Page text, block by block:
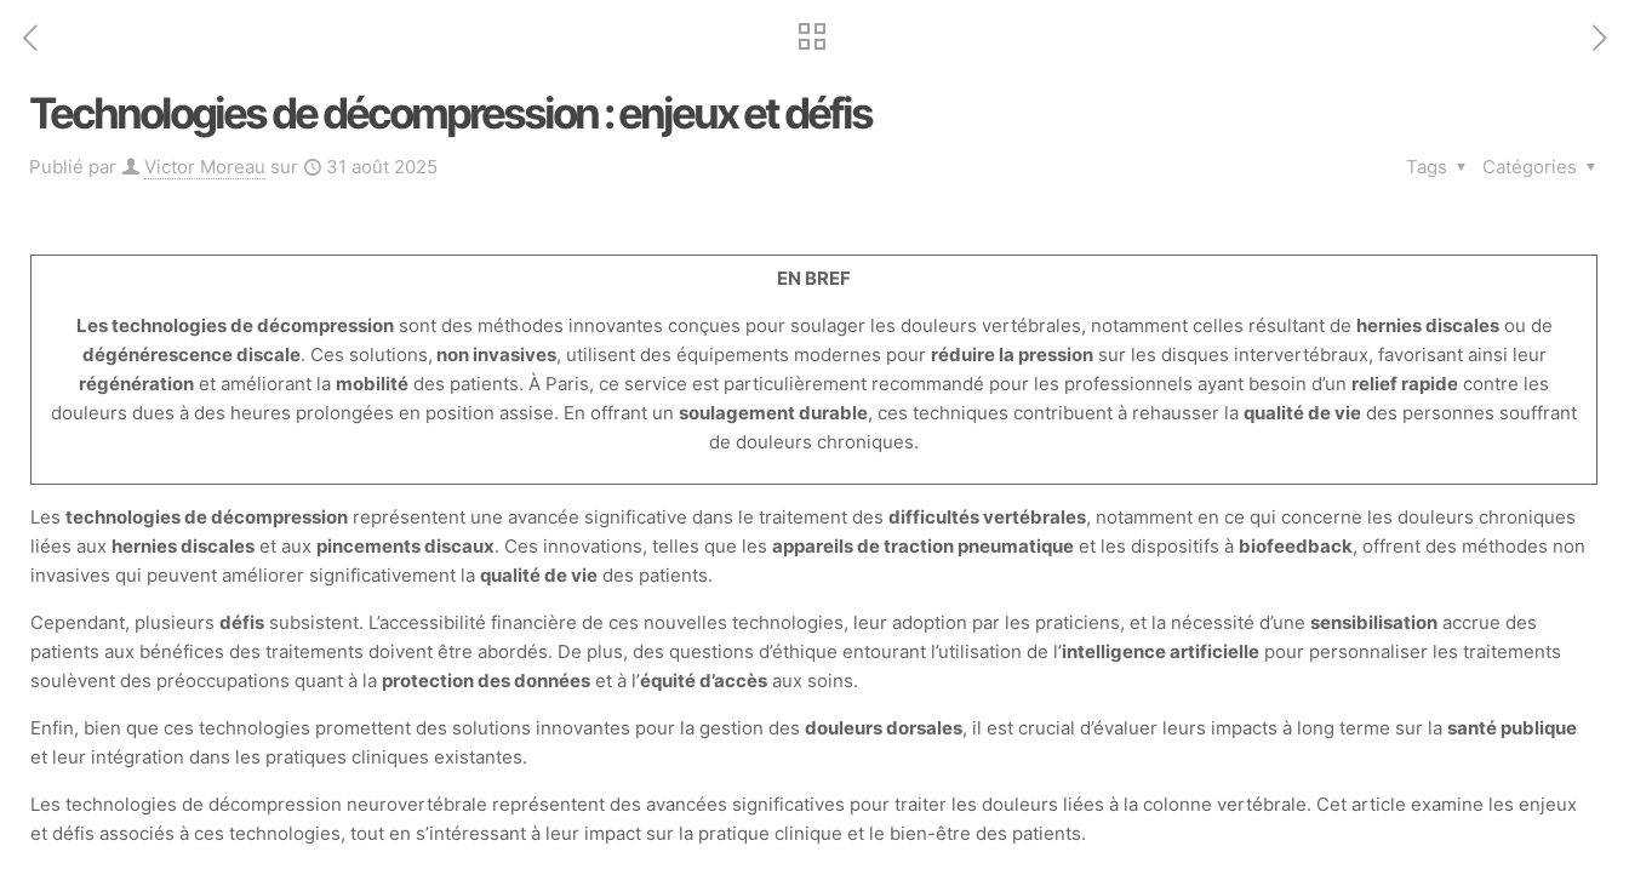
Technologies de décompression : enjeux et défis
Publié par Victor Moreau sur 31 août 2025 Catégories
Tags
EN BREF
Les technologies de décompressionsont des méthodes innovantes conçues pour soulager les douleurs vertébrales, notamment celles résultant de hernies discalesou de
dégénérescence discale. Ces solutions, non invasives, utilisent des équipements modernes pour réduire la pressionsur les disques intervertébraux, favorisant ainsi leur
régénération et améliorant la mobilité des patients. À Paris, ce service est particulièrement recommandé pour les professionnels ayant besoin d’un relief rapide contre les
douleurs dues à des heures prolongées en position assise. En offrant unsoulagement durable, ces techniques contribuent à rehausser laqualité de vie des personnes souffrant
de douleurs chroniques.
Lestechnologies de décompression représentent une avancée significative dans le traitement desdifficultés vertébrales, notamment en ce qui concerne les douleurs chroniques
liées aux hernies discales et aux pincements discaux. Ces innovations, telles que lesappareils de traction pneumatique et les dispositifs à biofeedback, offrent des méthodes non
invasives qui peuvent améliorer significativement laqualité de vie des patients.
Cependant, plusieursdéfis subsistent. L’accessibilité financière de ces nouvelles technologies, leur adoption par les praticiens, et la nécessité d’unesensibilisation accrue des
patients aux bénéfices des traitements doivent être abordés. De plus, des questions d’éthique entourant l’utilisation de l’intelligence artificielle pour personnaliser les traitements
soulèvent des préoccupations quant à la protection des données et à l’équité d’accès aux soins.
Enfin, bien que ces technologies promettent des solutions innovantes pour la gestion desdouleurs dorsales, il est crucial d’évaluer leurs impacts à long terme sur lasanté publique
et leur intégration dans les pratiques cliniques existantes.
Les technologies de décompression neurovertébrale représentent des avancées significatives pour traiter les douleurs liées à la colonne vertébrale. Cet article examine les enjeux
et défis associés à ces technologies, tout en s’intéressant à leur impact sur la pratique clinique et le bien-être des patients.